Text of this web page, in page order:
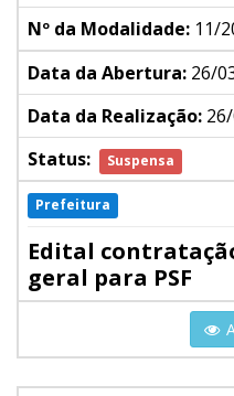
Nº da Modalidade: 11/
Data da Abertura: 26/
Data da Realização:
Status:
Suspensa
Prefeitura
Edital
geral para PSF